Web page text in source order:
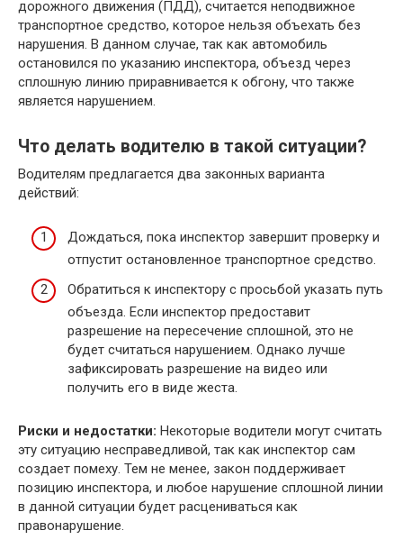
дорожного движения (ПДД), считается неподвижное
транспортное средство, которое нельзя объехать без
нарушения. В данном случае, так как автомобиль
остановился по указанию инспектора, объезд через
сплошную линию приравнивается к обгону, что также
является нарушением.
Что делать водителю в такой ситуации?
Водителям предлагается два законных варианта
действий:
Дождаться, пока инспектор завершит проверку и
отпустит остановленное транспортное средство.
Обратиться к инспектору с просьбой указать путь
объезда. Если инспектор предоставит
разрешение на пересечение сплошной, это не
будет считаться нарушением. Однако лучше
зафиксировать разрешение на видео или
получить его в виде жеста.
Риски и недостатки: Некоторые водители могут считать
эту ситуацию несправедливой, так как инспектор сам
создает помеху. Тем не менее, закон поддерживает
позицию инспектора, и любое нарушение сплошной линии
в данной ситуации будет расцениваться как
правонарушение.